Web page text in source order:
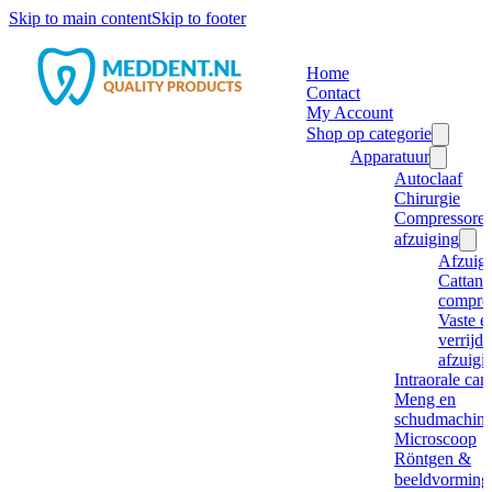
Skip to main contentSkip to footer
Home
Contact
My Account
Shop op categorie
Apparatuur
Autoclaaf
Chirurgie
afzuiging
Cattani
Vaste
Intraorale
Meng en
Microscoop
Röntgen &
beeldvorming